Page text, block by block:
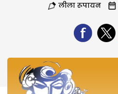
लीला रूपायन